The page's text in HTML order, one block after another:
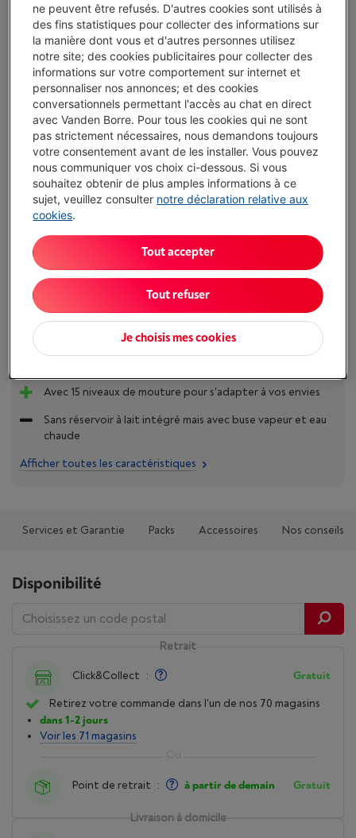
Livré demain - Voir le stock
€ 526,00
Ou 18 mensualités de € 30,70 -
Plus d'infos
Taux débiteur 6,24%, Coût du crédit € 26,60
Moins de 5 en stock, commandez vite !
J'achète
Comparer
Atouts
Un café infusé à froid en moins de 5 minutes grâce à la
3 profils de température d'infusion et un contrôle actif
Avec 15 niveaux de mouture pour s'adapter à vos envies
Sans réservoir à lait intégré mais avec buse vapeur et eau
chaude
Afficher toutes les caractéristiques
Services et Garantie Packs Accessoires Nos conseils
Disponibilité
Livraison à domicile
Retrait
Click&Collect : Gratuit
Retirez votre commande dans l'un de nos 70 magasins
dans 1-2 jours
Voir les 71 magasins
Point de retrait : à partir de demain Gratuit
ne peuvent être refusés. D'autres cookies sont utilisés à
des fins statistiques pour collecter des informations sur
la manière dont vous et d'autres personnes utilisez
notre site; des cookies publicitaires pour collecter des
informations sur votre comportement sur internet et
personnaliser nos annonces; et des cookies
conversationnels permettant l'accès au chat en direct
avec Vanden Borre. Pour tous les cookies qui ne sont
pas strictement nécessaires, nous demandons toujours
votre consentement avant de les installer. Vous pouvez
nous communiquer vos choix ci-dessous. Si vous
souhaitez obtenir de plus amples informations à ce
sujet, veuillez consulter notre déclaration relative aux
cookies.
Je choisis mes cookies
Tout refuser
Tout accepter